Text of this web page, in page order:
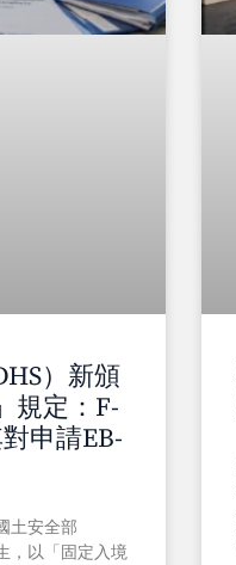
）新頒
規定：F-
申請EB-
土安全部
，以「固定入境